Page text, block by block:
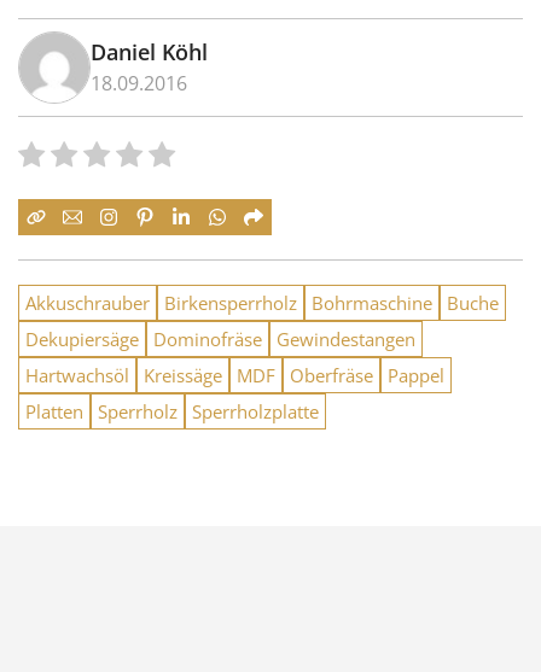
Daniel Köhl
18.09.2016
Akkuschrauber Birkensperrholz Bohrmaschine
Buche
Dekupiersäge
Dominofräse
Gewindestangen
Hartwachsöl
Kreissäge MDF Oberfräse
Pappel
Platten
Sperrholz Sperrholzplatte